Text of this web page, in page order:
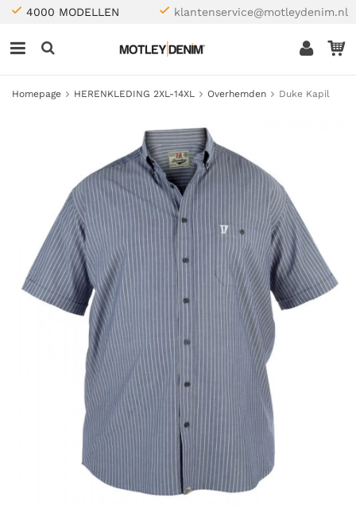
4000 MODELLEN klantenservice@motleydenim.nl
Homepage HERENKLEDING 2XL-14XL Overhemden Duke Kapil